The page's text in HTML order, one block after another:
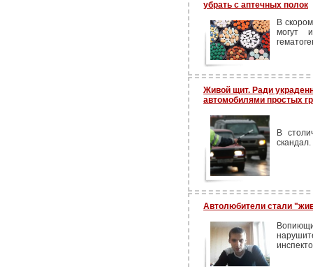
убрать с аптечных полок
В
могут
Живой щит. Ради
автомобилями простых
В
скандал.
Автолюбители стали